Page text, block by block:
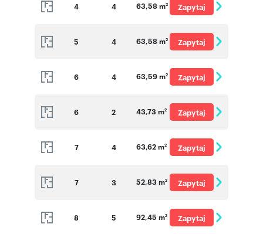
4 4 63,58 m2
Zapytaj
5 4 63,58 m2
Zapytaj
6 4 63,59 m2
Zapytaj
6 2 43,73 m2
Zapytaj
7 4 63,62 m2
Zapytaj
7 3 52,83 m2
Zapytaj
8 5 92,45 m2
Zapytaj